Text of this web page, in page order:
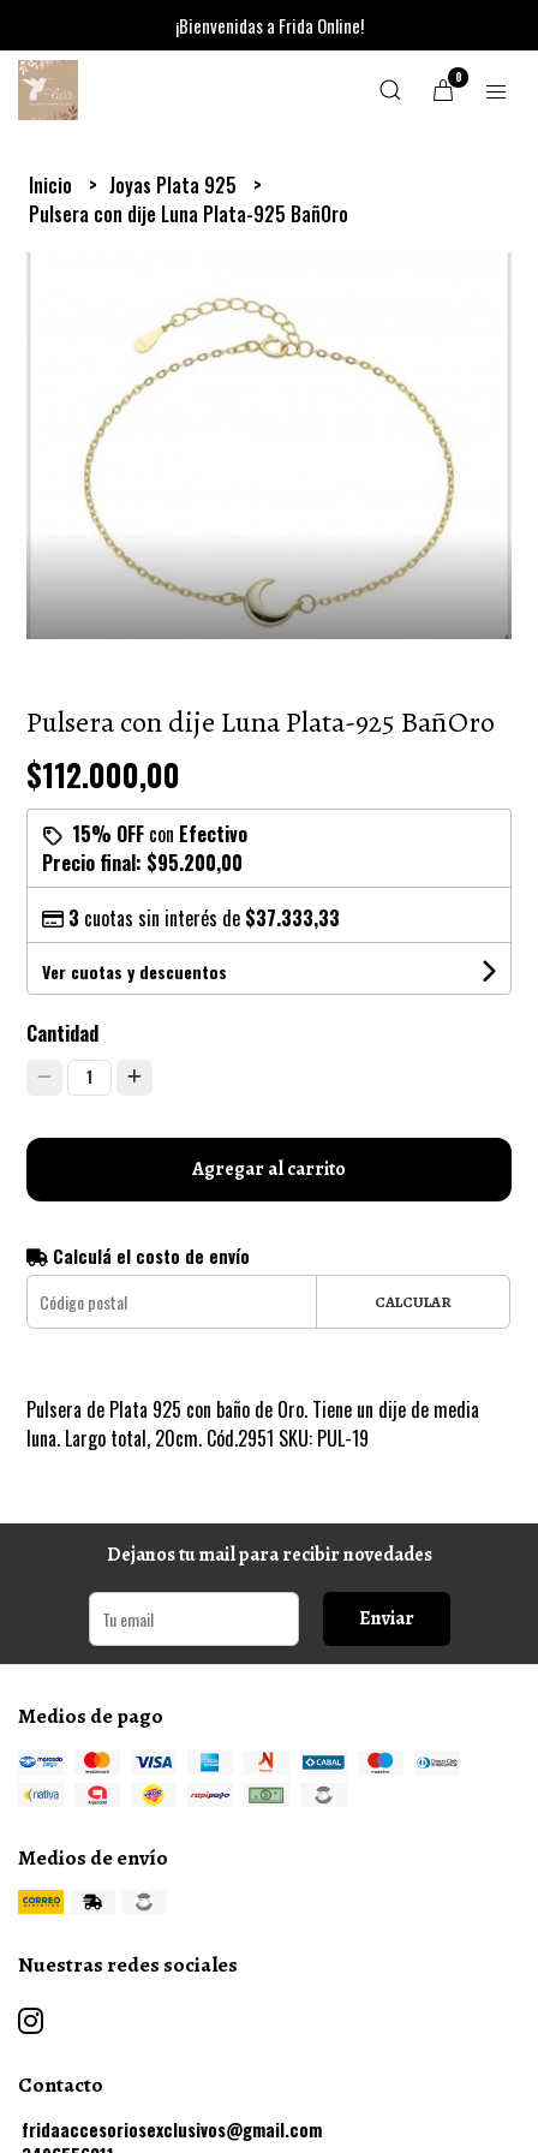
¡Bienvenidas a Frida Online!
0
Inicio
Joyas Plata 925
Pulsera con dije Luna Plata-925 BañOro
Pulsera con dije Luna Plata-925 BañOro
$112.000,00
15% OFF con Efectivo
Precio final: $95.200,00
3 cuotas sin interés de $37.333,33
Ver cuotas y descuentos
Cantidad
1
Agregar al carrito
Calculá el costo de envío
CALCULAR
Pulsera de Plata 925 con baño de Oro. Tiene un dije de media
luna. Largo total, 20cm. Cód.2951 SKU: PUL-19
Dejanos tu mail para recibir novedades
Enviar
Medios de pago
Medios de envío
Nuestras redes sociales
Contacto
fridaaccesoriosexclusivos@gmail.com